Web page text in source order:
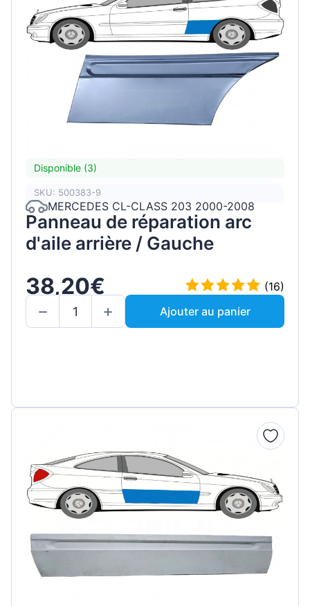
Disponible (3)
SKU: 500383-9
MERCEDES CL-CLASS 203 2000-2008
Panneau de réparation arc
d'aile arrière / Gauche
38,20€
(16)
Ajouter au panier